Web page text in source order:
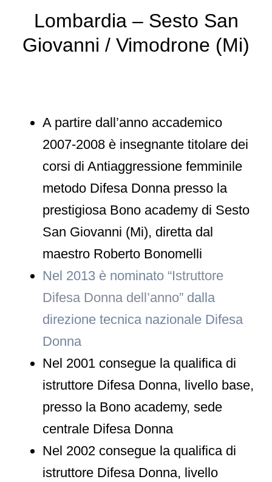
Lombardia – Sesto San
Giovanni / Vimodrone (Mi)
A partire dall’anno accademico
2007-2008 è insegnante titolare dei
corsi di Antiaggressione femminile
metodo Difesa Donna presso la
prestigiosa Bono academy di Sesto
San Giovanni (Mi), diretta dal
maestro Roberto Bonomelli
Nel 2013 è nominato “Istruttore
Difesa Donna dell’anno” dalla
direzione tecnica nazionale Difesa
Donna
Nel 2001 consegue la qualifica di
istruttore Difesa Donna, livello base,
presso la Bono academy, sede
centrale Difesa Donna
Nel 2002 consegue la qualifica di
istruttore Difesa Donna, livello